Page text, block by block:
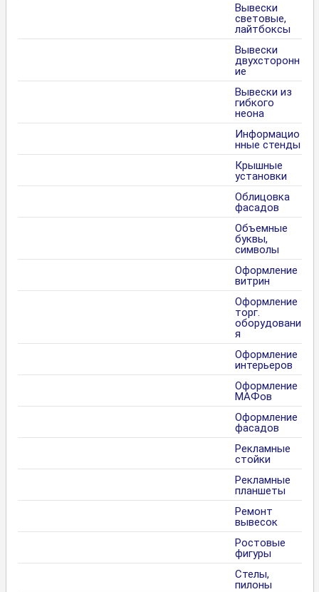
Вывески
световые,
лайтбоксы
Вывески
двухсторонн
ие
Вывески из
гибкого
неона
Информацио
нные стенды
Крышные
установки
Облицовка
фасадов
Объемные
буквы,
символы
Оформление
витрин
Оформление
торг.
оборудовани
я
Оформление
интерьеров
Оформление
МАФов
Оформление
фасадов
Рекламные
стойки
Рекламные
планшеты
Ремонт
вывесок
Ростовые
фигуры
Стелы,
пилоны